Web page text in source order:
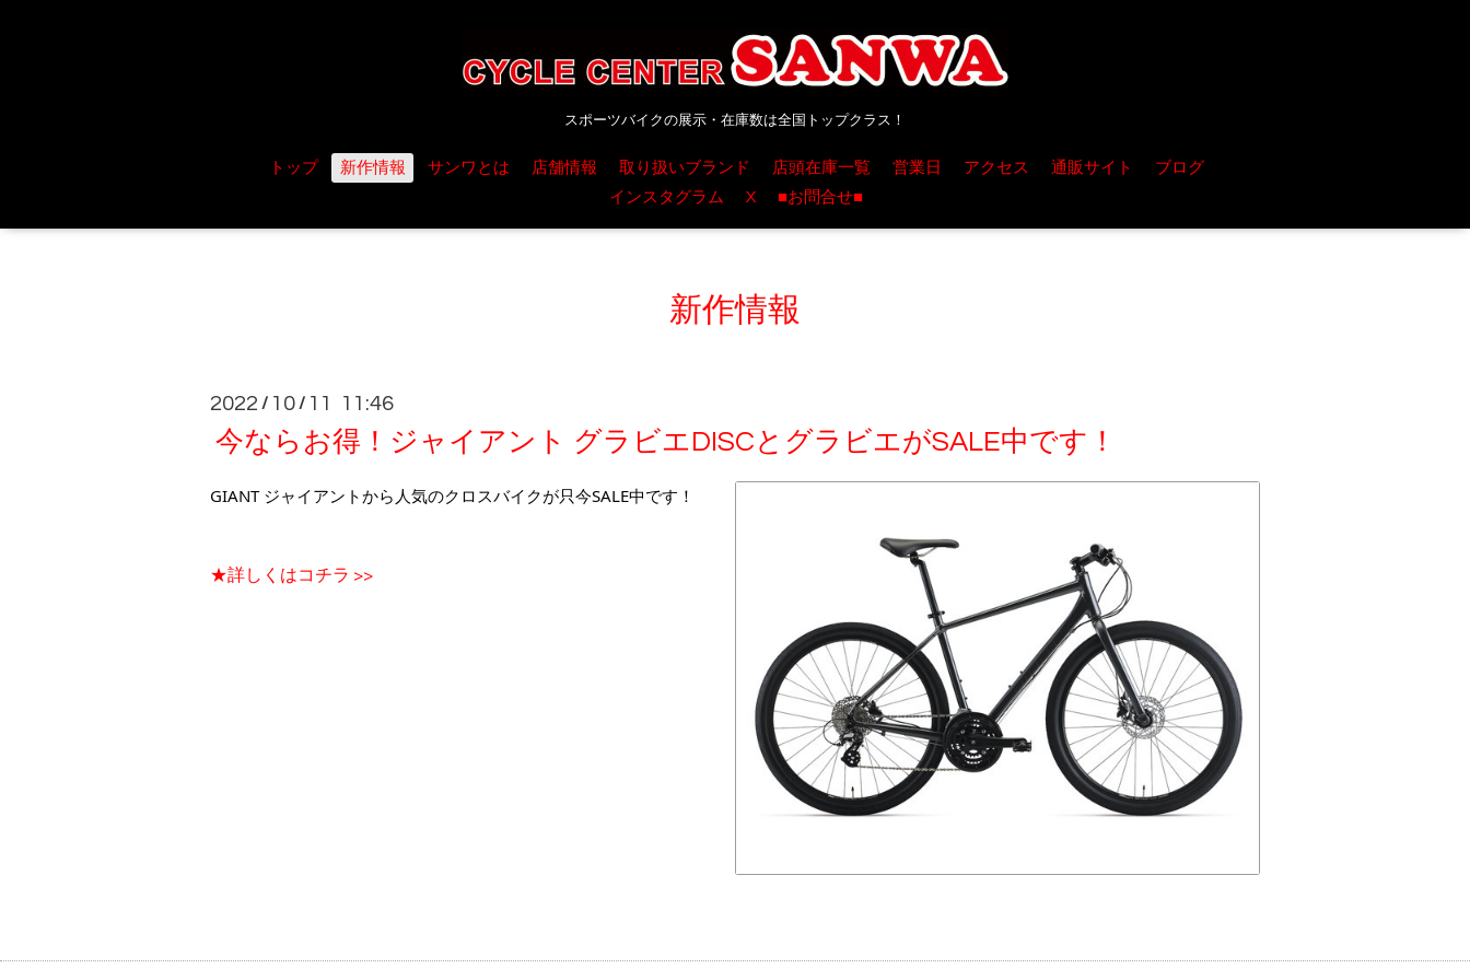
スポーツバイクの展示・在庫数は全国トップクラス！
トップ 新作情報 サンワとは 店舗情報 取り扱いブランド 店頭在庫一覧 営業日 アクセス 通販サイト
ブログ
インスタグラム
X ■お問合せ■
新作情報
2022 / 10 / 11 11:46
今ならお得！ジャイアント グラビエDISCとグラビエがSALE中です！
GIANT ジャイアントから人気のクロスバイクが只今SALE中です！
★詳しくはコチラ >>